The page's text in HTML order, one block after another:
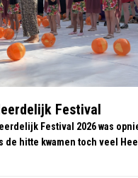
Festival
Festival 2026 was
de hitte kwamen toch veel